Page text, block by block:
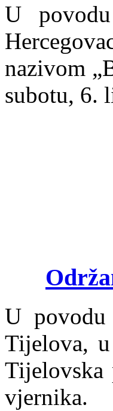
U
nazivom
subotu, 6.
U
Tijelova,
vjernika.